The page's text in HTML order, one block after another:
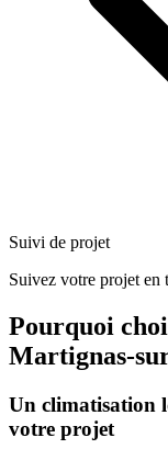
Suivi de projet
Suivez votre projet en
Pourquoi
Martignas-
Un climatisation
votre projet